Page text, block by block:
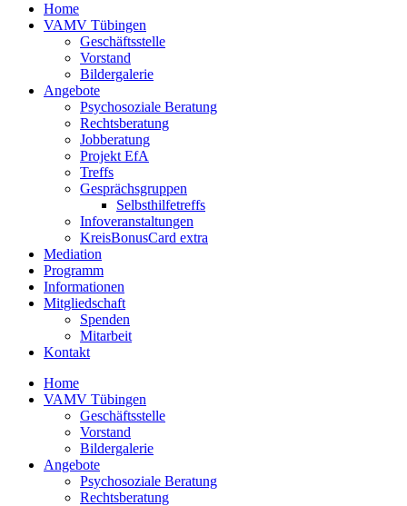
Home
VAMV Tübingen
Geschäftsstelle
Vorstand
Bildergalerie
Angebote
Psychosoziale Beratung
Rechtsberatung
Jobberatung
Projekt EfA
Treffs
Gesprächsgruppen
Selbsthilfetreffs
Infoveranstaltungen
KreisBonusCard extra
Mediation
Programm
Informationen
Mitgliedschaft
Spenden
Mitarbeit
Kontakt
Home
VAMV Tübingen
Geschäftsstelle
Vorstand
Bildergalerie
Angebote
Psychosoziale Beratung
Rechtsberatung